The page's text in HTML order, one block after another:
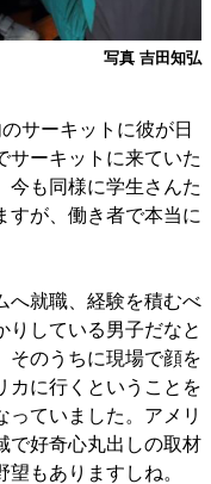
写真 吉田知弘
サーキットに彼が日
サーキットに来ていた
今も同様に学生さんた
すが、働き者で本当に
へ就職、経験を積むべ
りしている男子だなと
そのうちに現場で顔を
カに行くということを
っていました。アメリ
で好奇心丸出しの取材
もありますしね。